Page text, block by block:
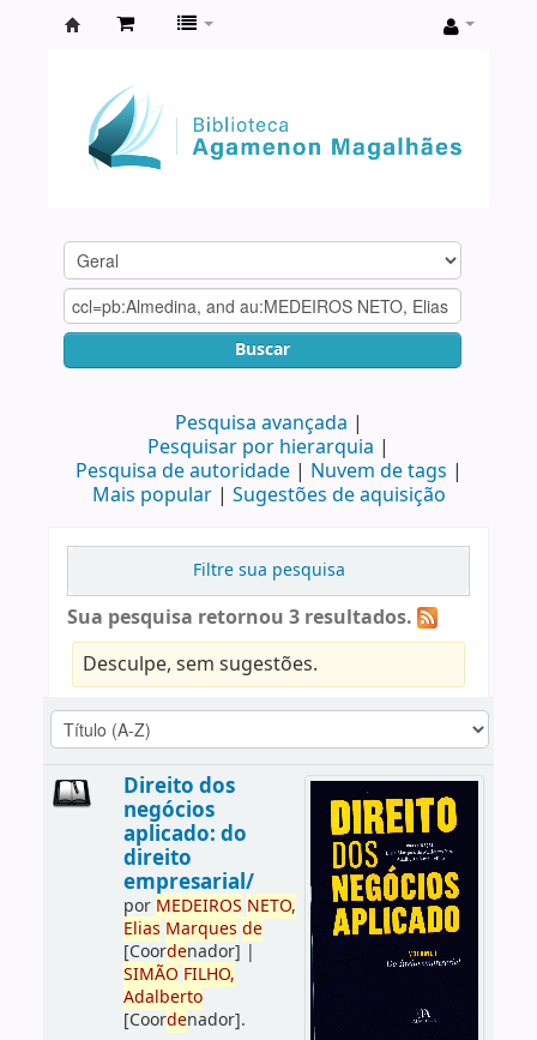
Agamenon
Magalhães
Buscar
Pesquisa avançada
Pesquisar por hierarquia
Pesquisa de autoridade
Nuvem de tags
Mais popular
Sugestões de aquisição
Filtre sua pesquisa
Sua pesquisa retornou 3 resultados.
Desculpe, sem sugestões.
Direito dos
negócios
aplicado: do
direito
empresarial/
por MEDEIROS NETO,
Elias Marques de
[Coordenador] |
SIMÃO FILHO,
Adalberto
[Coordenador].